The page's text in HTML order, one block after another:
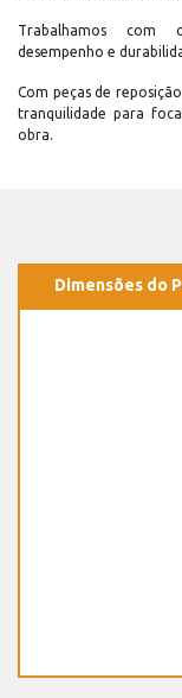
Trabalhamos com
desempenho e
Com peças de
tranquilidade para
obra.
Dimensões do